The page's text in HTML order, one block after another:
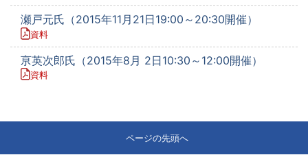
瀬戸元氏（2015年11月21日19:00～20:30開催）
資料
亰英次郎氏（2015年8月 2日10:30～12:00開催）
資料
ページの先頭へ